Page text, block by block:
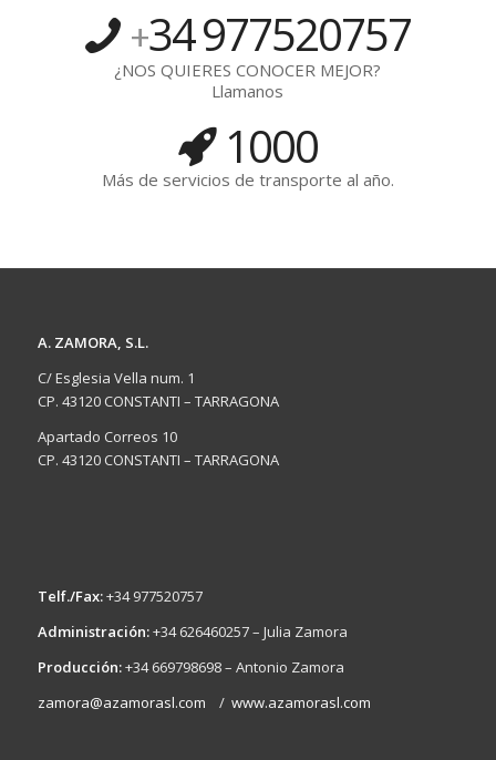
+34977520757
¿NOS QUIERES CONOCER MEJOR?
Llamanos
1000
Más de servicios de transporte al año.
A. ZAMORA, S.L.
C/ Esglesia Vella num. 1
CP. 43120 CONSTANTI – TARRAGONA
Apartado Correos 10
CP. 43120 CONSTANTI – TARRAGONA
Telf./Fax:+34 977520757
Administración:+34 626460257 – Julia Zamora
Producción:+34 669798698 – Antonio Zamora
zamora@azamorasl.com / www.azamorasl.com